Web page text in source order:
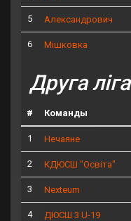
5 Александрович
6 Мішковка
Друга ліга
# Команды
1 Нечаяне
2 КДЮСШ "Освіта"
3 Nexteum
4 ДЮСШ 3 U-19